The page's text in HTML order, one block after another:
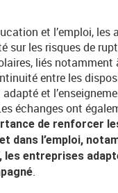
et l’emploi, les
sur les risques de
liés notamment
entre les
adapté et
échanges ont
de renforcer
dans l’emploi,
les entreprises
.